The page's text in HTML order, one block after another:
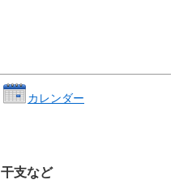
カレンダー
支など